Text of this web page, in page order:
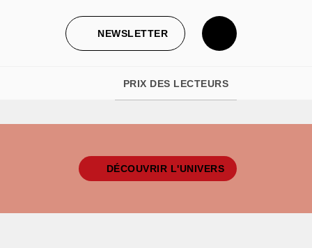
NEWSLETTER
PRIX DES LECTEURS
DÉCOUVRIR L'UNIVERS